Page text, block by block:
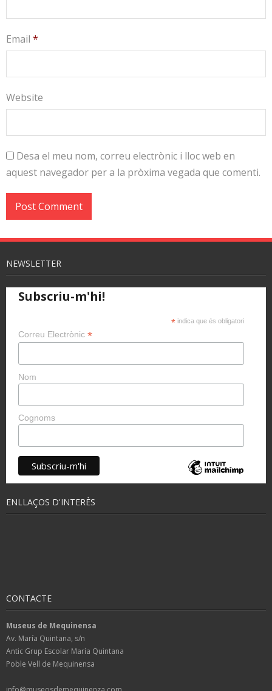
Email *
Website
Desa el meu nom, correu electrònic i lloc web en
aquest navegador per a la pròxima vegada que comenti.
NEWSLETTER
Subscriu-m'hi!
* indica que és obligatori
Correu Electrònic *
Nom
Cognoms
ENLLAÇOS D'INTERÈS
CONTACTE
Museus de Mequinensa
Av. María Quintana, s/n
Antic Grup Escolar María Quintana
Poble Vell de Mequinensa